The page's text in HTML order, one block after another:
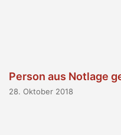
Person aus Notlage
28. Oktober 2018